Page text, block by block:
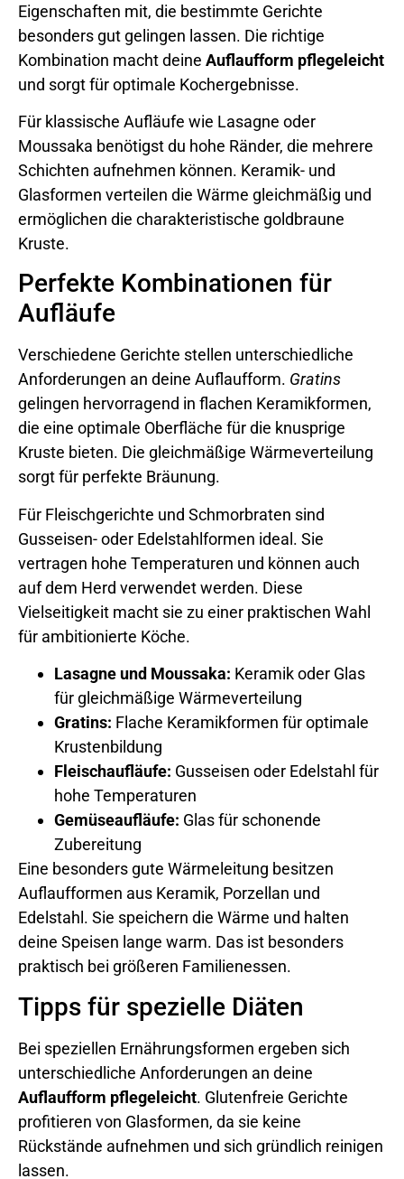
Eigenschaften mit, die bestimmte Gerichte
besonders gut gelingen lassen. Die richtige
Kombination macht deine Auflaufform pflegeleicht
und sorgt für optimale Kochergebnisse.
Für klassische Aufläufe wie Lasagne oder
Moussaka benötigst du hohe Ränder, die mehrere
Schichten aufnehmen können. Keramik- und
Glasformen verteilen die Wärme gleichmäßig und
ermöglichen die charakteristische goldbraune
Kruste.
Perfekte Kombinationen für
Aufläufe
Verschiedene Gerichte stellen unterschiedliche
Anforderungen an deine Auflaufform. Gratins
gelingen hervorragend in flachen Keramikformen,
die eine optimale Oberfläche für die knusprige
Kruste bieten. Die gleichmäßige Wärmeverteilung
sorgt für perfekte Bräunung.
Für Fleischgerichte und Schmorbraten sind
Gusseisen- oder Edelstahlformen ideal. Sie
vertragen hohe Temperaturen und können auch
auf dem Herd verwendet werden. Diese
Vielseitigkeit macht sie zu einer praktischen Wahl
für ambitionierte Köche.
Lasagne und Moussaka: Keramik oder Glas
für gleichmäßige Wärmeverteilung
Gratins: Flache Keramikformen für optimale
Krustenbildung
Fleischaufläufe: Gusseisen oder Edelstahl für
hohe Temperaturen
Gemüseaufläufe: Glas für schonende
Zubereitung
Eine besonders gute Wärmeleitung besitzen
Auflaufformen aus Keramik, Porzellan und
Edelstahl. Sie speichern die Wärme und halten
deine Speisen lange warm. Das ist besonders
praktisch bei größeren Familienessen.
Tipps für spezielle Diäten
Bei speziellen Ernährungsformen ergeben sich
unterschiedliche Anforderungen an deine
Auflaufform pflegeleicht. Glutenfreie Gerichte
profitieren von Glasformen, da sie keine
Rückstände aufnehmen und sich gründlich reinigen
lassen.